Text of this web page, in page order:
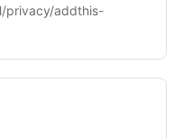
privacy/addthis-